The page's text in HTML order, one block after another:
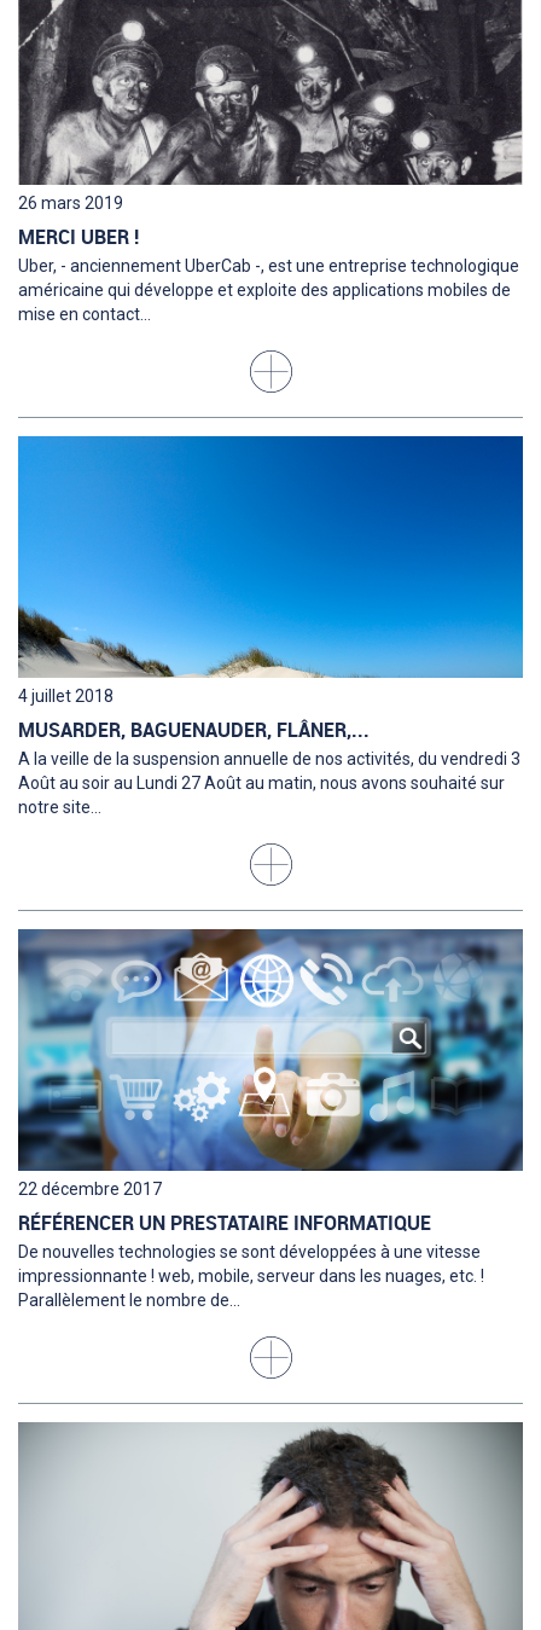
26 mars 2019
MERCI UBER !
Uber, - anciennement UberCab -, est une entreprise technologique
américaine qui développe et exploite des applications mobiles de
mise en contact...
4 juillet 2018
MUSARDER, BAGUENAUDER, FLÂNER,...
A la veille de la suspension annuelle de nos activités, du vendredi 3
Août au soir au Lundi 27 Août au matin, nous avons souhaité sur
notre site...
22 décembre 2017
RÉFÉRENCER UN PRESTATAIRE INFORMATIQUE
De nouvelles technologies se sont développées à une vitesse
impressionnante ! web, mobile, serveur dans les nuages, etc. !
Parallèlement le nombre de...